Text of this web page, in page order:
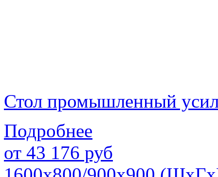
Стол промышленный
Подробнее
от 43 176 руб